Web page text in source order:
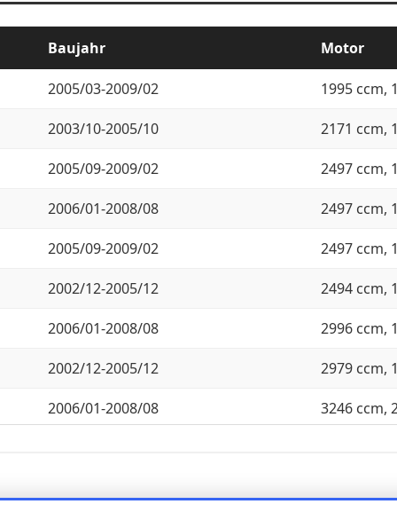
Baujahr Motor
2005/03-2009/02 1995 ccm,
2003/10-2005/10 2171 ccm,
2005/09-2009/02 2497 ccm,
2006/01-2008/08 2497 ccm,
2005/09-2009/02 2497 ccm,
2002/12-2005/12 2494 ccm,
2006/01-2008/08 2996 ccm,
2002/12-2005/12 2979 ccm,
2006/01-2008/08 3246 ccm,